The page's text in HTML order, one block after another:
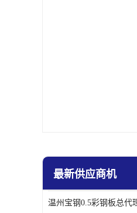
最新供应商机
温州宝钢0.5彩钢板总代